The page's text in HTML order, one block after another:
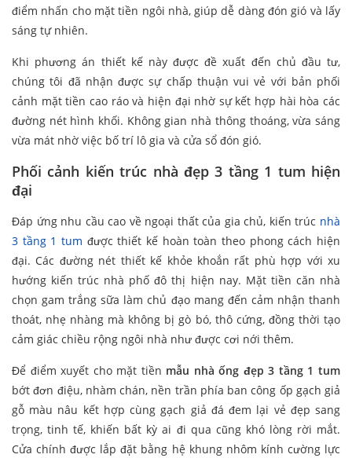
điểm nhấn cho mặt tiền ngôi nhà, giúp dễ dàng đón gió và lấy
sáng tự nhiên.
Khi phương án thiết kế này được đề xuất đến chủ đầu tư,
chúng tôi đã nhận được sự chấp thuận vui vẻ với bản phối
cảnh mặt tiền cao ráo và hiện đại nhờ sự kết hợp hài hòa các
đường nét hình khối. Không gian nhà thông thoáng, vừa sáng
vừa mát nhờ việc bố trí lô gia và cửa sổ đón gió.
Phối cảnh kiến trúc nhà đẹp 3 tầng 1 tum hiện
đại
Đáp ứng nhu cầu cao về ngoại thất của gia chủ, kiến trúc nhà
3 tầng 1 tum được thiết kế hoàn toàn theo phong cách hiện
đại. Các đường nét thiết kế khỏe khoắn rất phù hợp với xu
hướng kiến trúc nhà phố đô thị hiện nay. Mặt tiền căn nhà
chọn gam trắng sữa làm chủ đạo mang đến cảm nhận thanh
thoát, nhẹ nhàng mà không bị gò bó, thô cứng, đồng thời tạo
cảm giác chiều rộng ngôi nhà như được cơi nới thêm.
Để điểm xuyết cho mặt tiền mẫu nhà ống đẹp 3 tầng 1 tum
bớt đơn điệu, nhàm chán, nền trần phía ban công ốp gạch giả
gỗ màu nâu kết hợp cùng gạch giả đá đem lại vẻ đẹp sang
trọng, tinh tế, khiến bất kỳ ai đi qua cũng khó lòng rời mắt.
Cửa chính được lắp đặt bằng hệ khung nhôm kính cường lực